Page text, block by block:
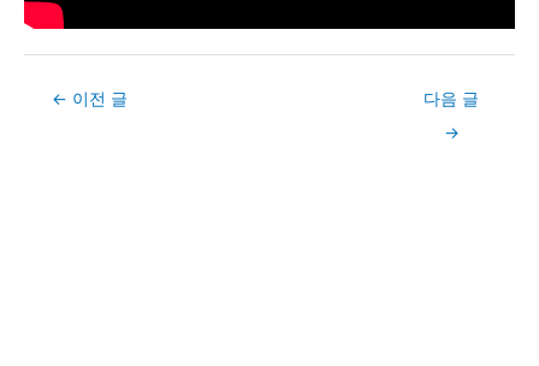
Post← 이전 글
다음 글
→